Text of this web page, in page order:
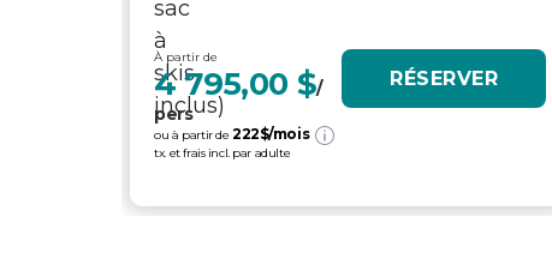
À partir de
4 795,00 $/
pers
ou à partir de 222$/mois
tx. et frais incl. par adulte
RÉSERVER